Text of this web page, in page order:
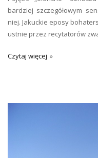
bardziej szczegółowym
niej. Jakuckie eposy
ustnie przez recytatorów
Czytaj więcej